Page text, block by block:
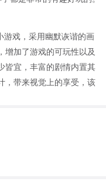
游戏，采用幽默诙谐的画
增加了游戏的可玩性以及
皆宜，丰富的剧情内置其
，带来视觉上的享受，该